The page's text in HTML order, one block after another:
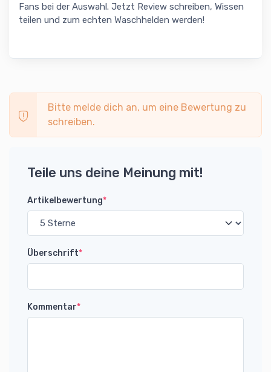
Fans bei der Auswahl. Jetzt Review schreiben, Wissen
teilen und zum echten Waschhelden werden!
Bitte melde dich an, um eine Bewertung zu
schreiben.
Teile uns deine Meinung mit!
Artikelbewertung*
Überschrift*
Kommentar*